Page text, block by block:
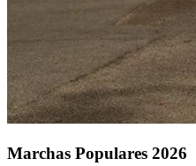
Marchas Populares 2026